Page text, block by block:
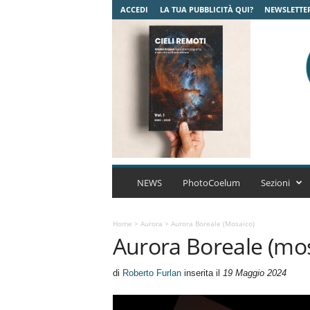
ACCEDI LA TUA PUBBLICITÀ QUI?
C
u
m
A
t
r
NEWS PhotoCoelum Sezioni
Home > Aurora > Aurora Boreale (mosaico)
Aurora Boreale
di Roberto Furlaninserita il 19 Maggio 2024